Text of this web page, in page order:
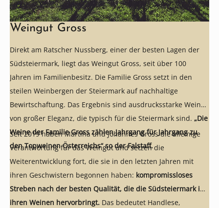
Weingut Gross
Direkt am Ratscher Nussberg, einer der besten Lagen der
Südsteiermark, liegt das Weingut Gross, seit über 100
Jahren im Familienbesitz. Die Familie Gross setzt in den
steilen Weinbergen der Steiermark auf nachhaltige
Bewirtschaftung. Das Ergebnis sind ausdrucksstarke Weine
von großer Eleganz, die typisch für die Steiermark sind. „Die
Weine der Familie Gross zählen Jahrgang für Jahrgang zu
den Topweinen Österreichs“ so der Falstaff.
Seit 2019 haben Martina und Johannes Gross die alleinige
Verantwortung für das Weingut und setzen die
Weiterentwicklung fort, die sie in den letzten Jahren mit
ihren Geschwistern begonnen haben: kompromissloses
Streben nach der besten Qualität, die die Südsteiermark in
ihren Weinen hervorbringt. Das bedeutet Handlese,